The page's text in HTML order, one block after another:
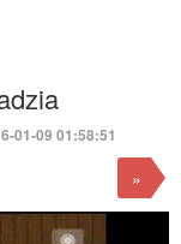
01-09 01:58:51
»